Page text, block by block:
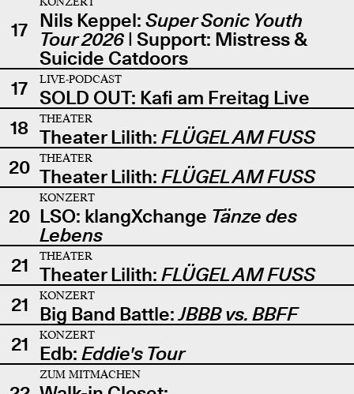
17 Nils Keppel: Super Sonic Youth
Tour 2026| Support: Mistress &
Suicide Catdoors
17
LIVE-PODCAST
SOLD OUT: Kafi am Freitag Live
18
THEATER
Theater Lilith: FLÜGEL AM FUSS
20
THEATER
Theater Lilith: FLÜGEL AM FUSS
20
KONZERT
LSO: klangXchange Tänze des
Lebens
21
THEATER
Theater Lilith: FLÜGEL AM FUSS
21
KONZERT
Big Band Battle:JBBB vs. BBFF
21
KONZERT
Edb: Eddie's Tour
ZUM MITMACHEN